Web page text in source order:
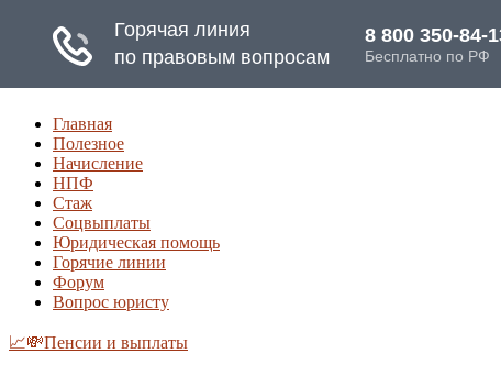
Главная
Полезное
Начисление
НПФ
Стаж
Соцвыплаты
Юридическая помощь
Горячие линии
Форум
Вопрос юристу
📈💸Пенсии и выплаты